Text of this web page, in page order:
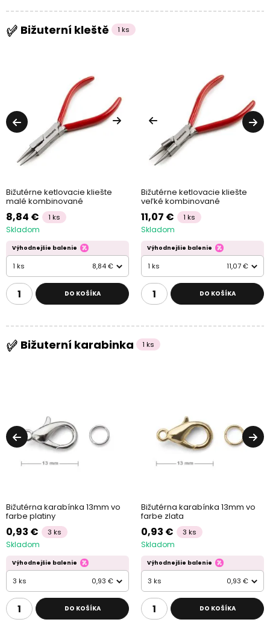
Bižuterní kleště 1 ks
Bižutérne ketlovacie kliešte
malé kombinované
8,84 € 1 ks
Skladom
Výhodnejšie balenie
1 ks 8,84 €
DO KOŠÍKA
Bižutérne ketlovacie kliešte
veľké kombinované
11,07 € 1 ks
Skladom
Výhodnejšie balenie
1 ks 11,07 €
DO KOŠÍKA
Bižuterní karabinka 1 ks
Bižutérna karabínka 13mm vo
farbe platiny
0,93 € 3 ks
Skladom
Výhodnejšie balenie
3 ks 0,93 €
DO KOŠÍKA
Bižutérna karabínka 13mm vo
farbe zlata
0,93 € 3 ks
Skladom
Výhodnejšie balenie
3 ks 0,93 €
DO KOŠÍKA